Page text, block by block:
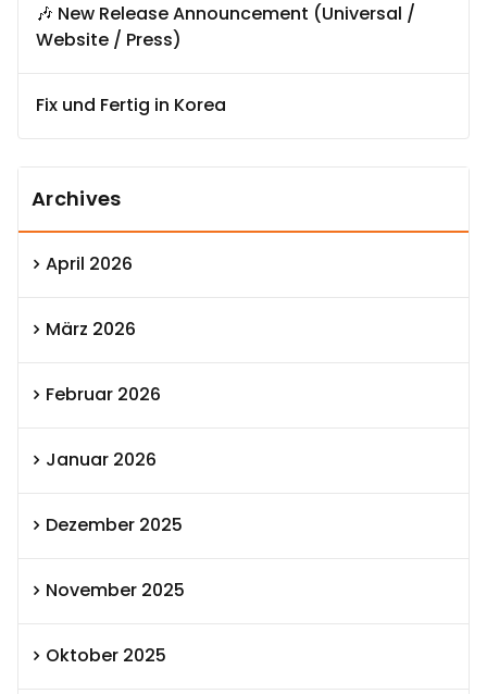
🎶 New Release Announcement (Universal /
Website / Press)
Fix und Fertig in Korea
Archives
April 2026
März 2026
Februar 2026
Januar 2026
Dezember 2025
November 2025
Oktober 2025